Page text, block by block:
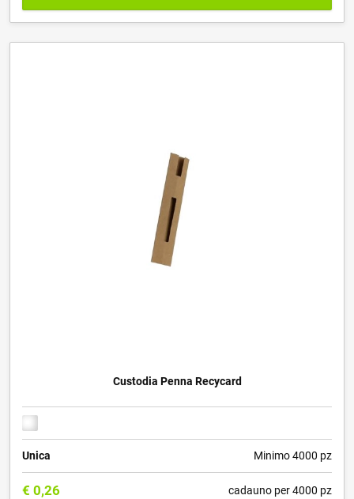
Custodia Penna Recycard
Unica Minimo 4000 pz
€ 0,26 cadauno per 4000 pz